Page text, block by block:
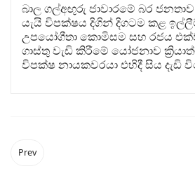
බාල ගල්අඟුරු ජාවාරමේ බර
යැයි විපක්ෂය දිගින් දිගටම කළ
උපයෝගීතා කොමිසම සහ රජය
ගාස්තු වැඩි කිරීමේ යෝජනාව
විපක්ෂ නායකවරයා එහිදී සිය දැඩි
Prev